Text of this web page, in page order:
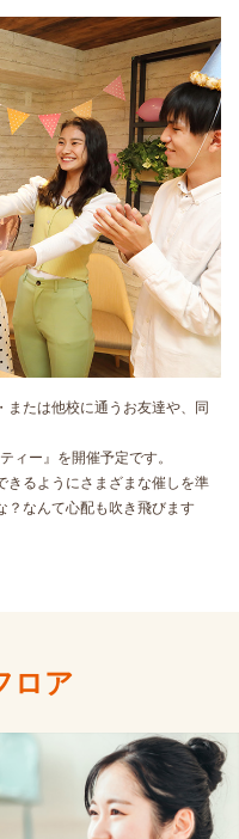
たは他校に通うお友達や、同
ィー』を開催予定です。
きるようにさまざまな催しを準
？なんて心配も吹き飛びます
ロア